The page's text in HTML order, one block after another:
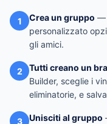
1 Crea un gruppo —
personalizzato
gli amici.
2 Tutti creano un
Builder, sceglie i
eliminatorie, e
3 Unisciti al gruppo